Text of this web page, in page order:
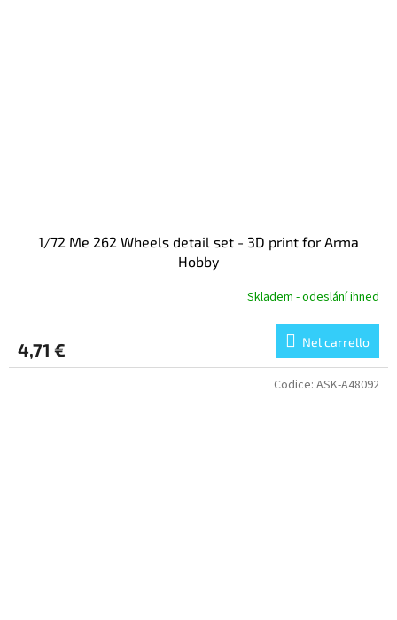
1/72 Me 262 Wheels detail set - 3D print for Arma
Hobby
Skladem - odeslání ihned
4,71 € Nel carrello
Codice: ASK-A48092